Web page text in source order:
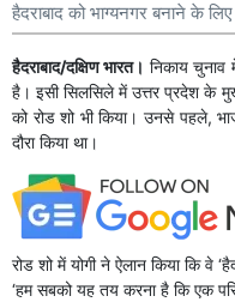
हैदराबाद को भाग्यनगर बनाने के
हैदराबाद/दक्षिण भारत। निकाय चुनाव
है। इसी सिलसिले में उत्तर प्रदेश के
को रोड शो भी किया। उनसे पहले,
दौरा किया था।
रोड शो में योगी ने ऐलान किया कि वे
‘हम सबको यह तय करना है कि एक